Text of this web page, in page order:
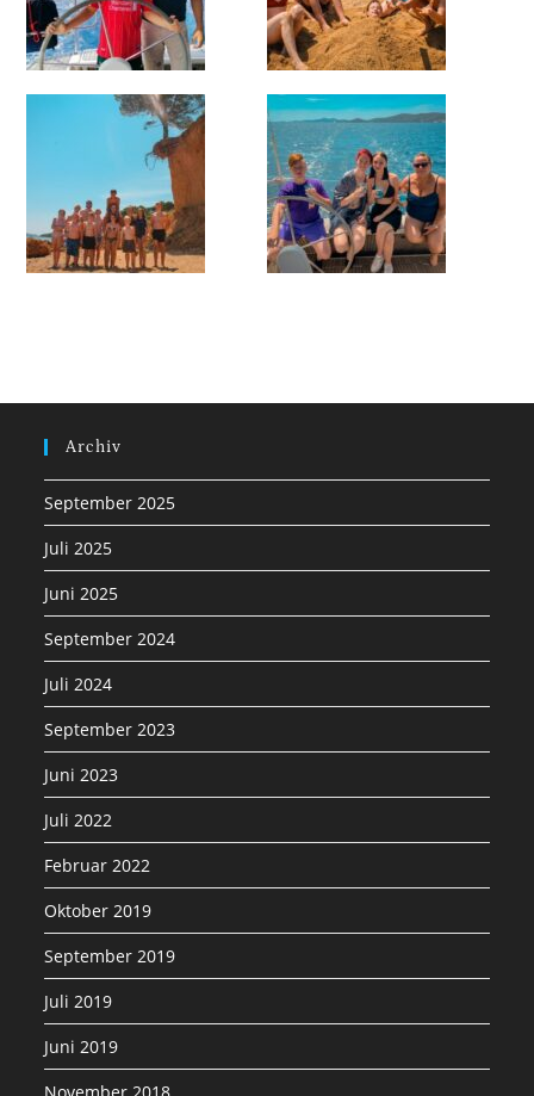
Archiv
September 2025
Juli 2025
Juni 2025
September 2024
Juli 2024
September 2023
Juni 2023
Juli 2022
Februar 2022
Oktober 2019
September 2019
Juli 2019
Juni 2019